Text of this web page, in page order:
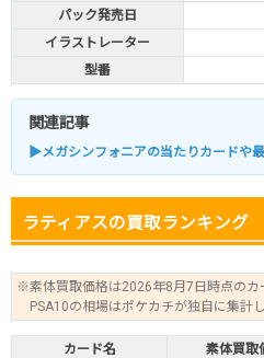
パック発売日
イラストレーター
型番
関連記事
▶メガシンフォニアの当たりカードや
ラティアスの買取ランキング
※素体買取価格は2026年8月7日時点のカ
PSA10の相場はポケカチが独自に集計
カード名 素体買取